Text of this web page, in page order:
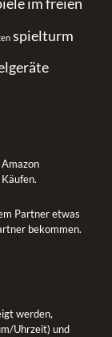
spielturm
Partner etwas
bekommen.
werden,
Uhrzeit) und